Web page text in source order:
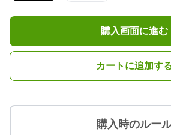
購入画面に進む
カートに追加す
購入時のルー